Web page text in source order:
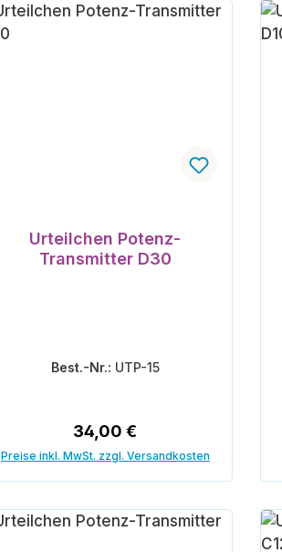
Urteilchen Potenz-
Transmitter D30
Best.-Nr.: UTP-15
Regulärer Preis:
34,00 €
Preise inkl. MwSt. zzgl. Versandkosten